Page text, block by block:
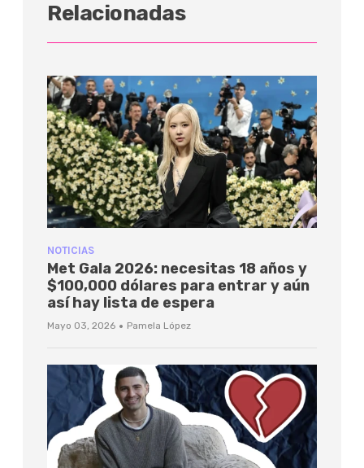
Relacionadas
NOTICIAS
Met Gala 2026: necesitas 18 años y
$100,000 dólares para entrar y aún
así hay lista de espera
Mayo 03, 2026 · Pamela López